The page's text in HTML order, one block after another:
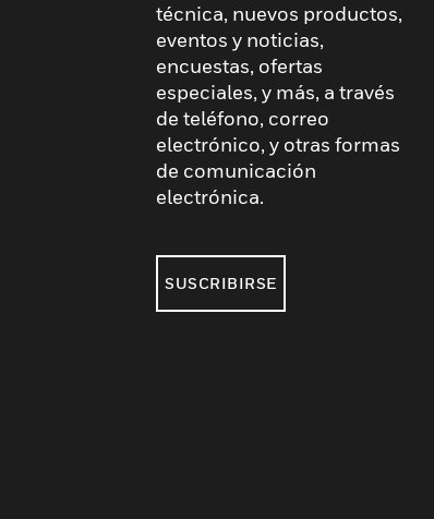
técnica, nuevos productos,
eventos y noticias,
encuestas, ofertas
especiales, y más, a través
de teléfono, correo
electrónico, y otras formas
de comunicación
electrónica.
SUSCRIBIRSE